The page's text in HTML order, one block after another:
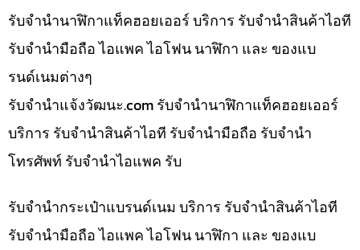
รับจำนำนาฬิกาแท็คฮอยเออร์ บริการ รับจำนำสินค้าไอที
รับจำนำมือถือ ไอแพค ไอโฟน นาฬิกา และ ของแบ
รนด์เนมต่างๆ
รับจํานําแจ้งวัฒนะ.com รับจำนำนาฬิกาแท็คฮอยเออร์
บริการ รับจำนำสินค้าไอที รับจำนำมือถือ รับจำนำ
โทรศัพท์ รับจำนำไอแพค รับ
รับจำนำกระเป๋าแบรนด์เนม บริการ รับจำนำสินค้าไอที
รับจำนำมือถือ ไอแพค ไอโฟน นาฬิกา และ ของแบ